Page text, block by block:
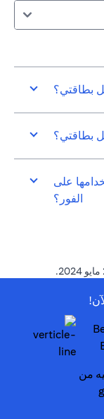
بطاقتي؟
بطاقتي؟
على
الفور؟